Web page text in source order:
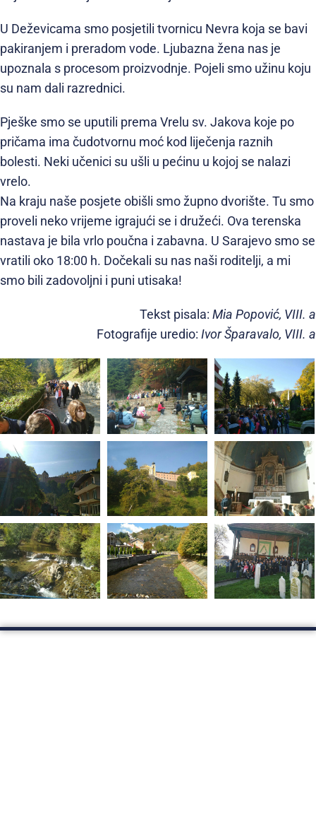
U Deževicama smo posjetili tvornicu Nevra koja se bavi
pakiranjem i preradom vode. Ljubazna žena nas je
upoznala s procesom proizvodnje. Pojeli smo užinu koju
su nam dali razrednici.
Pješke smo se uputili prema Vrelu sv. Jakova koje po
pričama ima čudotvornu moć kod liječenja raznih
bolesti. Neki učenici su ušli u pećinu u kojoj se nalazi
vrelo.
Na kraju naše posjete obišli smo župno dvorište. Tu smo
proveli neko vrijeme igrajući se i družeći. Ova terenska
nastava je bila vrlo poučna i zabavna. U Sarajevo smo se
vratili oko 18:00 h. Dočekali su nas naši roditelji, a mi
smo bili zadovoljni i puni utisaka!
Tekst pisala: Mia Popović, VIII. a
Fotografije uredio: Ivor Šparavalo, VIII. a